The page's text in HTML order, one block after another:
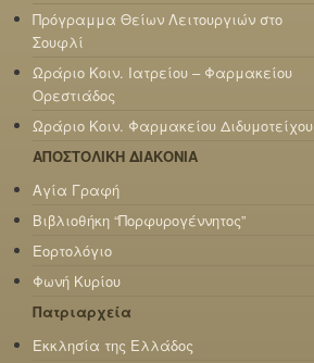
Πρόγραμμα Θείων Λειτουργιών στο
Σουφλί
Ωράριο Κοιν. Ιατρείου – Φαρμακείου
Ορεστιάδος
Ωράριο Κοιν. Φαρμακείου Διδυμοτείχου
ΑΠΟΣΤΟΛΙΚΗ ΔΙΑΚΟΝΙΑ
Αγία Γραφή
Βιβλιοθήκη “Πορφυρογέννητος”
Εορτολόγιο
Φωνή Κυρίου
Πατριαρχεία
Εκκλησία της Ελλάδος